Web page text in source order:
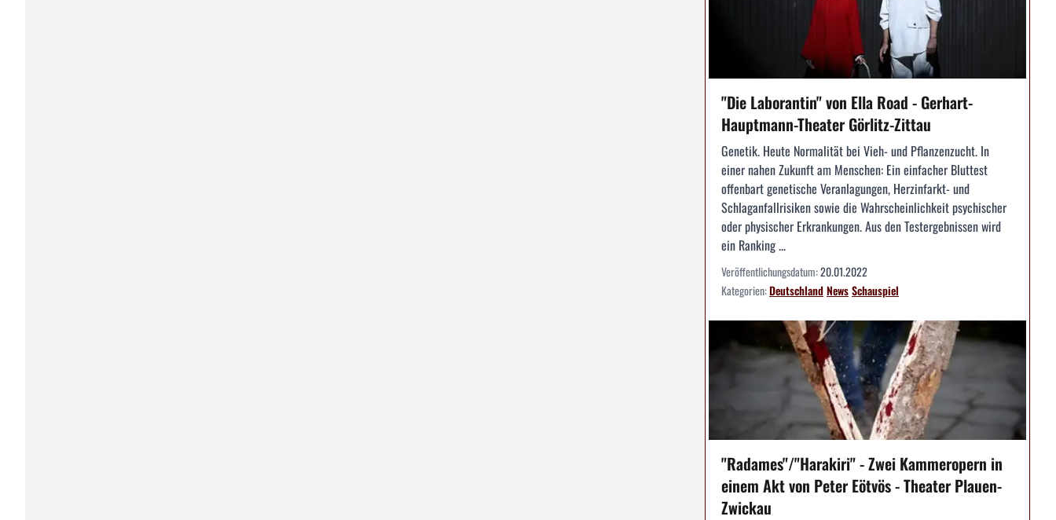
"Die Laborantin" von Ella Road - Gerhart-
Hauptmann-Theater Görlitz-Zittau
Genetik. Heute Normalität bei Vieh- und Pflanzenzucht. In
einer nahen Zukunft am Menschen: Ein einfacher Bluttest
offenbart genetische Veranlagungen, Herzinfarkt- und
Schlaganfallrisiken sowie die Wahrscheinlichkeit psychischer
oder physischer Erkrankungen. Aus den Testergebnissen wird
ein Ranking ...
Veröffentlichungsdatum:20.01.2022
Kategorien:DeutschlandNewsSchauspiel
"Radames"/"Harakiri" - Zwei Kammeropern in
einem Akt von Peter Eötvös - Theater Plauen-
Zwickau